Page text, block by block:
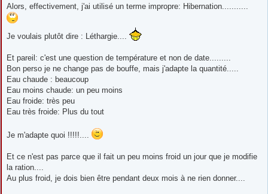
s
s
a
Alors, effectivement, j'ai utilisé un terme impropre: Hibernation...........
Je voulais plutôt dire : Léthargie....
Et pareil: c'est une question de température et non de date.........
Bon perso je ne change pas de bouffe, mais j'adapte la quantité.....
Eau chaude : beaucoup
Eau moins chaude: un peu moins
Eau froide: très peu
Eau très froide: Plus du tout
Je m'adapte quoi !!!!!....
Et ce n'est pas parce que il fait un peu moins froid un jour que je modifie
la ration....
Au plus froid, je dois bien être pendant deux mois à ne rien donner....